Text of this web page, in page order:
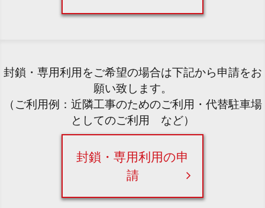
封鎖・専用利用をご希望の場合は下記から申請をお
願い致します。
（ご利用例：近隣工事のためのご利用・代替駐車場
としてのご利用 など）
封鎖・専用利用の申
請